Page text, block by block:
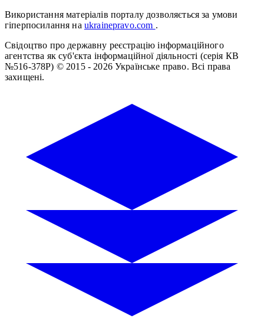
Використання матеріалів порталу дозволяється за умови
гіперпосилання на ukrainepravo.com .
Свідоцтво про державну реєстрацію інформаційного
агентства як суб'єкта інформаційної діяльності (серія КВ
№516-378Р) © 2015 - 2026 Українське право. Всі права
захищені.